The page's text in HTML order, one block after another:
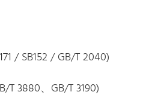
/ SB152 / GB/T 2040)
T 3880、GB/T 3190)